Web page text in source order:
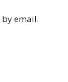
email.